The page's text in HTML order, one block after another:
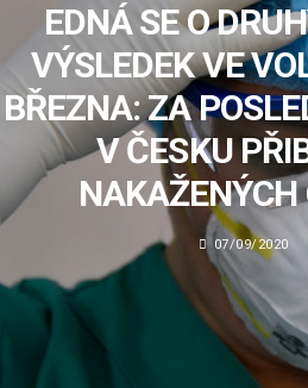
EDNÁ SE O
VÝSLEDEK VE
BŘEZNA: ZA
V ČESKU
07/09/2020